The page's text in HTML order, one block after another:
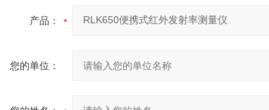
产品：
您的单位：